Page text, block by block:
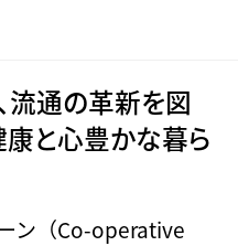
流通の革新を図
と心豊かな暮ら
ン（Co-operative